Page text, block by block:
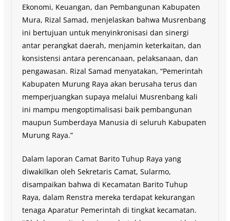
Ekonomi, Keuangan, dan Pembangunan Kabupaten
Mura, Rizal Samad, menjelaskan bahwa Musrenbang
ini bertujuan untuk menyinkronisasi dan sinergi
antar perangkat daerah, menjamin keterkaitan, dan
konsistensi antara perencanaan, pelaksanaan, dan
pengawasan. Rizal Samad menyatakan, “Pemerintah
Kabupaten Murung Raya akan berusaha terus dan
memperjuangkan supaya melalui Musrenbang kali
ini mampu mengoptimalisasi baik pembangunan
maupun Sumberdaya Manusia di seluruh Kabupaten
Murung Raya.”
Dalam laporan Camat Barito Tuhup Raya yang
diwakilkan oleh Sekretaris Camat, Sularmo,
disampaikan bahwa di Kecamatan Barito Tuhup
Raya, dalam Renstra mereka terdapat kekurangan
tenaga Aparatur Pemerintah di tingkat kecamatan.